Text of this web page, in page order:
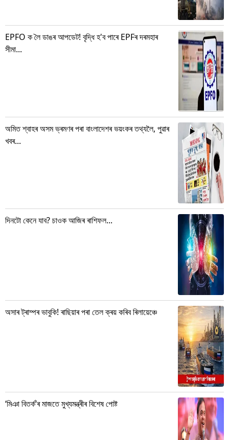
EPFO ক লৈ ডাঙৰ আপডেট! বৃদ্ধি হ'ব পাৰে EPFৰ দৰমহাৰ
সীমা...
অমিত শ্বাহৰ অসম ভ্ৰমণৰ পৰা বাংলাদেশৰ ভয়ংকৰ তথ্যলৈ, পুৱাৰ
খবৰ...
দিনটো কেনে যাব? চাওক আজিৰ ৰাশিফল...
অসাৰ ট্ৰাম্পৰ ভাবুকি! ৰাছিয়াৰ পৰা তেল ক্ৰয় কৰিব ৰিলায়েঞ্চে
‘মিঞা বিতৰ্ক’ৰ মাজতে মুখ্যমন্ত্ৰীৰ বিশেষ পোষ্ট